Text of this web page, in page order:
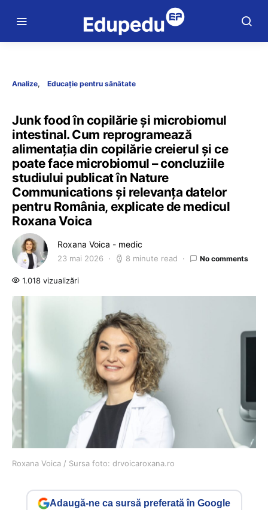
Analize Educație pentru sănătate
Junk food în copilărie și microbiomul
intestinal. Cum reprogramează
alimentația din copilărie creierul și ce
poate face microbiomul – concluziile
studiului publicat în Nature
Communications și relevanța datelor
pentru România, explicate de medicul
Roxana Voica
Roxana Voica - medic
23 mai 2026 8 minute read No comments
1.018 vizualizări
Roxana Voica / Sursa foto: drvoicaroxana.ro
Adaugă-ne ca sursă preferată în Google